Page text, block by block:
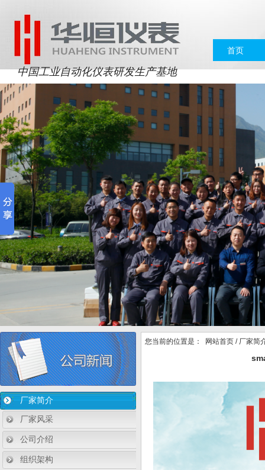
中国工业自动化仪表研发生产基地
首页
厂家简介
厂家风采
公司介绍
组织架构
您当前的位置是： 网站首页 / 厂家简